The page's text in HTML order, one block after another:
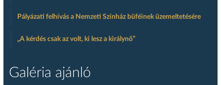
Pályázati felhívás a Nemzeti Színház büféinek üzemeltetésére
„A kérdés csak az volt, ki lesz a királynő”
Galéria ajánló